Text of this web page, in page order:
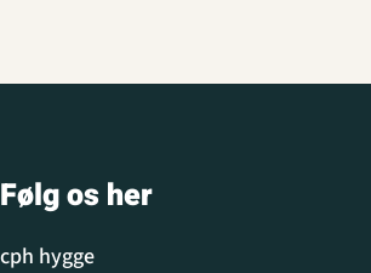
Følg os her
cph hygge